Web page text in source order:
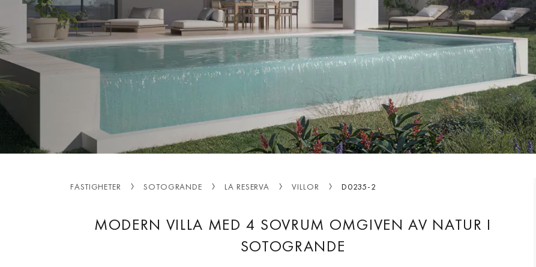
FASTIGHETER SOTOGRANDE LA RESERVA VILLOR D0235-2
MODERN VILLA MED 4 SOVRUM OMGIVEN AV NATUR I
SOTOGRANDE